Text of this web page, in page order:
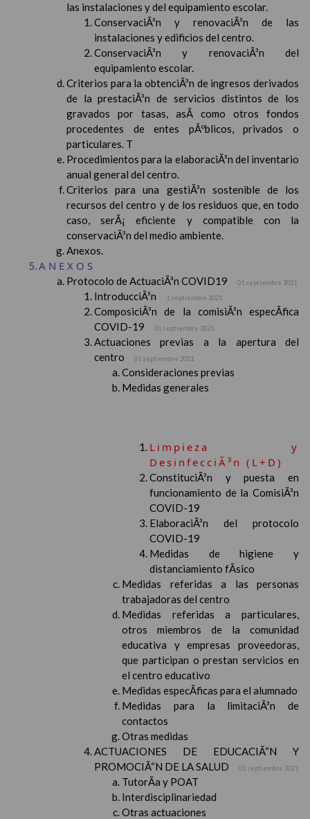
las instalaciones y del equipamiento escolar.
ConservaciÃ³n y renovaciÃ³n de las
instalaciones y edificios del centro.
ConservaciÃ³n y renovaciÃ³n del
equipamiento escolar.
Criterios para la obtenciÃ³n de ingresos derivados
de la prestaciÃ³n de servicios distintos de los
gravados por tasas, asÃ­ como otros fondos
procedentes de entes pÃºblicos, privados o
particulares. T
Procedimientos para la elaboraciÃ³n del inventario
anual general del centro.
Criterios para una gestiÃ³n sostenible de los
recursos del centro y de los residuos que, en todo
caso, serÃ¡ eficiente y compatible con la
conservaciÃ³n del medio ambiente.
Anexos.
ANEXOS
Protocolo de ActuaciÃ³n COVID19 01 septiembre 2021
IntroducciÃ³n 1 septiembre 2021
ComposiciÃ³n de la comisiÃ³n especÃ­fica
COVID-19
01 septiembre 2021
Actuaciones previas a la apertura del
centro
01 septiembre 2021
Consideraciones previas
Medidas generales
Limpieza y
DesinfecciÃ³n (L+D)
ConstituciÃ³n y puesta en
funcionamiento de la ComisiÃ³n
COVID-19
ElaboraciÃ³n del protocolo
COVID-19
Medidas de higiene y
distanciamiento fÃ­sico
Medidas referidas a las personas
trabajadoras del centro
Medidas referidas a particulares,
otros miembros de la comunidad
educativa y empresas proveedoras,
que participan o prestan servicios en
el centro educativo
Medidas especÃ­ficas para el alumnado
Medidas para la limitaciÃ³n de
contactos
Otras medidas
ACTUACIONES DE EDUCACIÃ“N Y
PROMOCIÃ“N DE LA SALUD
01 septiembre 2021
TutorÃ­a y POAT
Interdisciplinariedad
Otras actuaciones